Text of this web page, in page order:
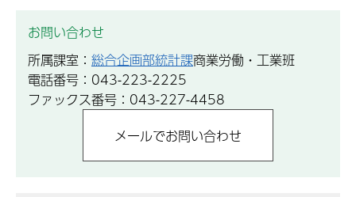
お問い合わせ
所属課室： 総合企画部統計課商業労働・工業班
電話番号：043-223-2225
ファックス番号：043-227-4458